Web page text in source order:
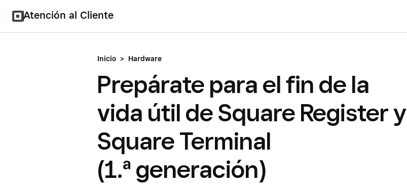
Atención al Cliente
Inicio > Hardware
Prepárate para el fin de la
vida útil de Square Register y
Square Terminal
(1.ª generación)